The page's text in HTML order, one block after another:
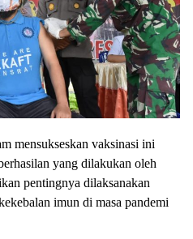
mensukseskan vaksinasi ini
yang dilakukan oleh
pentingnya dilaksanakan
imun di masa pandemi